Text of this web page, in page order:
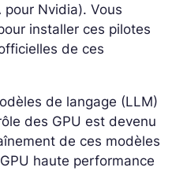
pour Nvidia). Vous
installer ces pilotes
de ces
de langage (LLM)
des GPU est devenu
de ces modèles
haute performance